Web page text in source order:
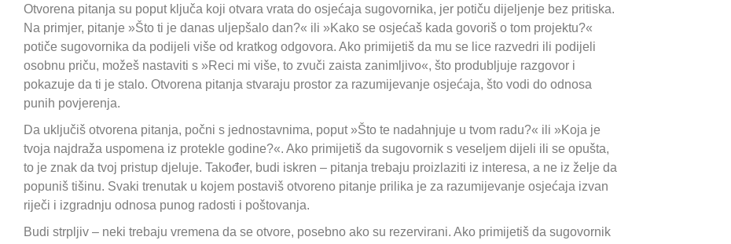
Otvorena pitanja su poput ključa koji otvara vrata do osjećaja sugovornika, jer potiču dijeljenje bez pritiska.
Na primjer, pitanje »Što ti je danas uljepšalo dan?« ili »Kako se osjećaš kada govoriš o tom projektu?«
potiče sugovornika da podijeli više od kratkog odgovora. Ako primijetiš da mu se lice razvedri ili podijeli
osobnu priču, možeš nastaviti s »Reci mi više, to zvuči zaista zanimljivo«, što produbljuje razgovor i
pokazuje da ti je stalo. Otvorena pitanja stvaraju prostor za razumijevanje osjećaja, što vodi do odnosa
punih povjerenja.
Da uključiš otvorena pitanja, počni s jednostavnima, poput »Što te nadahnjuje u tvom radu?« ili »Koja je
tvoja najdraža uspomena iz protekle godine?«. Ako primijetiš da sugovornik s veseljem dijeli ili se opušta,
to je znak da tvoj pristup djeluje. Također, budi iskren – pitanja trebaju proizlaziti iz interesa, a ne iz želje da
popuniš tišinu. Svaki trenutak u kojem postaviš otvoreno pitanje prilika je za razumijevanje osjećaja izvan
riječi i izgradnju odnosa punog radosti i poštovanja.
Budi strpljiv – neki trebaju vremena da se otvore, posebno ako su rezervirani. Ako primijetiš da sugovornik